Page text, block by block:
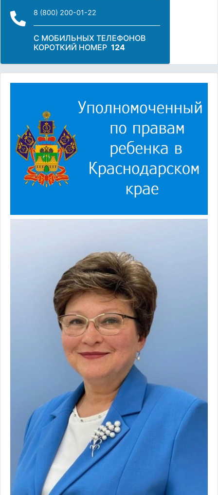
8 (800) 200-01-22
С МОБИЛЬНЫХ ТЕЛЕФОНОВ
КОРОТКИЙ НОМЕР 124